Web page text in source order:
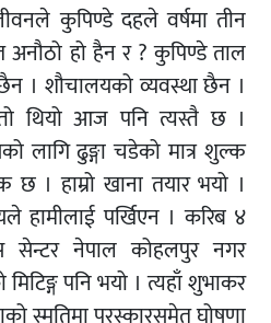
कुपिण्डे दहले वर्षमा तीन
अनौठो हो हैन र ? कुपिण्डे ताल
। शौचालयको व्यवस्था छैन ।
थियो आज पनि त्यस्तै छ ।
लागि ढुङ्गा चडेको मात्र शुल्क
। हाम्रो खाना तयार भयो ।
हामीलाई पर्खिएन । करिब ४
सेन्टर नेपाल कोहलपुर नगर
पनि भयो । त्यहाँ शुभाकर